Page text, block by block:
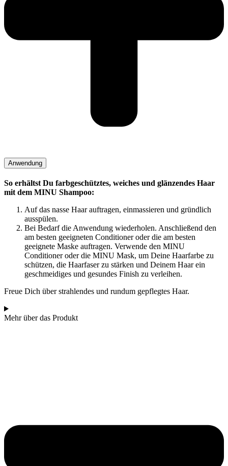
Anwendung
So erhältst Du farbgeschütztes, weiches und glänzendes Haar
mit dem MINU Shampoo:
Auf das nasse Haar auftragen, einmassieren und gründlich
ausspülen.
Bei Bedarf die Anwendung wiederholen. Anschließend den
am besten geeigneten Conditioner oder die am besten
geeignete Maske auftragen. Verwende den MINU
Conditioner oder die MINU Mask, um Deine Haarfarbe zu
schützen, die Haarfaser zu stärken und Deinem Haar ein
geschmeidiges und gesundes Finish zu verleihen.
Freue Dich über strahlendes und rundum gepflegtes Haar.
Mehr über das Produkt